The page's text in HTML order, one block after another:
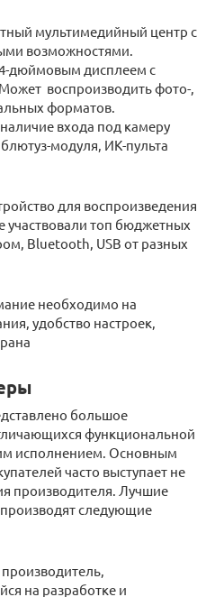
мультимедийный центр с
возможностями.
дюймовым дисплеем с
воспроизводить фото-,
форматов.
входа под камеру
модуля, ИК-пульта
для воспроизведения
топ бюджетных
Bluetooth, USB от разных
необходимо на
удобство настроек,
большое
функциональной
исполнением. Основным
часто выступает не
производителя. Лучшие
следующие
на разработке и